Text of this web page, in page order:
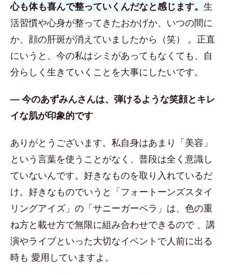
心も体も喜んで整っていくんだなと感じます。 生
活習慣や心身が整ってきたおかげか、いつの間に
か、顔の肝斑が消えていましたから（笑） 。正直
にいうと、今の私はシミがあってもなくても、自
分らしく生きていくことを大事にしたいです。
― 今のあずみんさんは、弾けるような笑顔とキレ
イな肌が印象的です
ありがとうございます。私自身はあまり「美容」
という言葉を使うことがなく、普段は全く意識し
ていないんです。好きなものを取り入れているだ
け。好きなものでいうと「フォートーンズスタイ
リングアイズ」の「サニーガーベラ」は、色の重
ね方と載せ方で無限に組み合わせできるので 、講
演やライブといった大切なイベントで人前に出る
時も 愛用していますよ。